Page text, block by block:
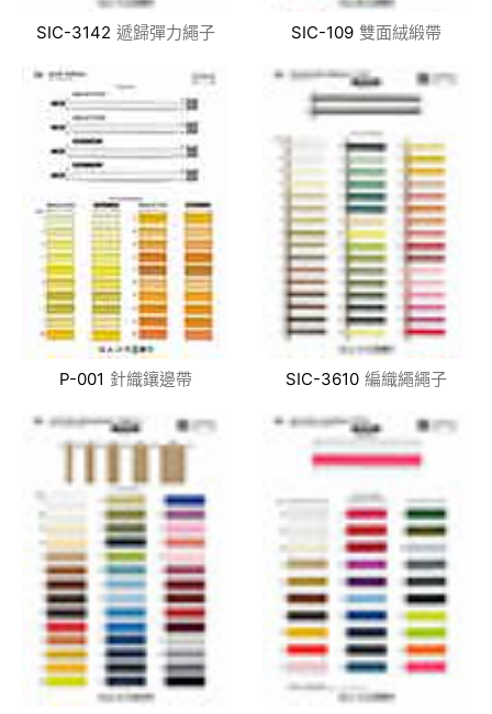
SIC-3142 遞歸彈力繩子 SIC-109 雙面絨緞帶
P-001 針織鑲邊帶 SIC-3610 編織繩繩子